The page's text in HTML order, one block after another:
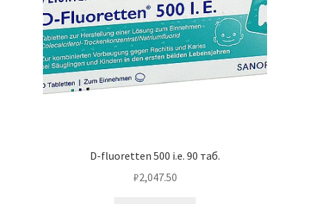
D-fluoretten 500 i.e. 90 таб.
₽2,047.50